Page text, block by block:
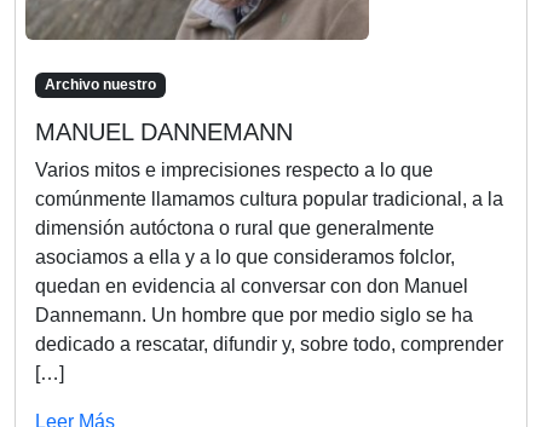
Archivo nuestro
MANUEL DANNEMANN
Varios mitos e imprecisiones respecto a lo que
comúnmente llamamos cultura popular tradicional, a la
dimensión autóctona o rural que generalmente
asociamos a ella y a lo que consideramos folclor,
quedan en evidencia al conversar con don Manuel
Dannemann. Un hombre que por medio siglo se ha
dedicado a rescatar, difundir y, sobre todo, comprender
[…]
Leer Más